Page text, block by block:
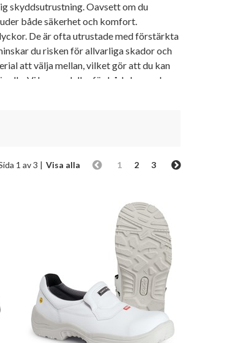
skyddsutrustning. Oavsett om du
både säkerhet och komfort.
De är ofta utrustade med förstärkta
du risken för allvarliga skador och
att välja mellan, vilket gör att du kan
Vi har modeller för både herr och
3
2
1
Visa alla
1 av 3 |